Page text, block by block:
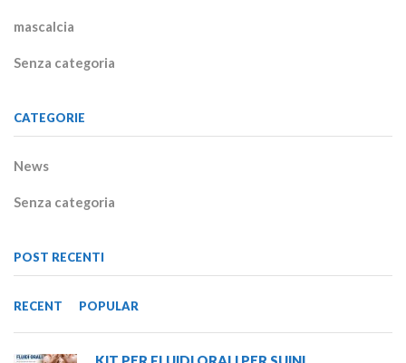
mascalcia
Senza categoria
CATEGORIE
News
Senza categoria
POST RECENTI
RECENT POPULAR